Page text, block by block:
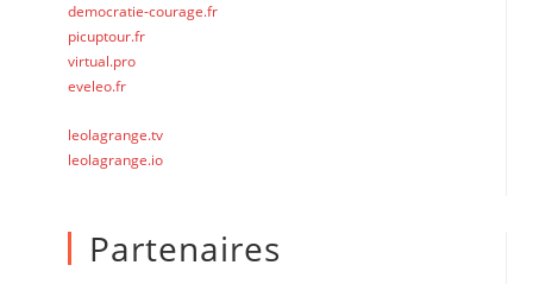
democratie-courage.fr
picuptour.fr
virtual.pro
eveleo.fr
leolagrange.tv
leolagrange.io
Partenaires